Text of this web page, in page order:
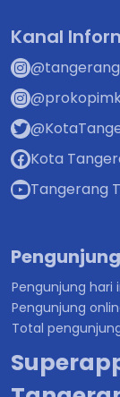
Kanal
Kota
Tangerang
Pengunjung
Pengunjung hari
Pengunjung
Total